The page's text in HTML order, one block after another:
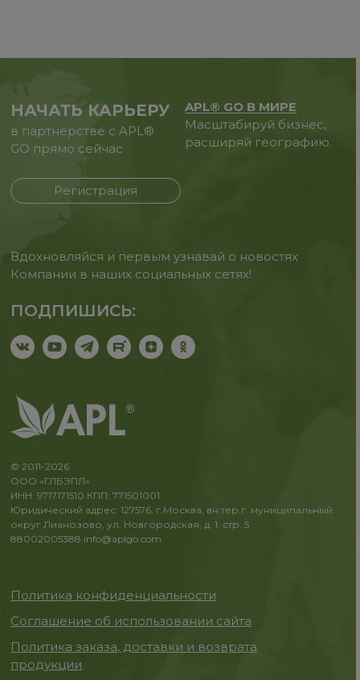
НАЧАТЬ КАРЬЕРУ
в партнерстве с APL®
GO прямо сейчас
Регистрация
APL® GO В МИРЕ
Масштабируй бизнес,
расширяй географию.
Вдохновляйся и первым узнавай о новостях
Компании в наших социальных сетях!
ПОДПИШИСЬ:
© 2011-2026
ООО «ГЛБЭПЛ»
ИНН: 9717171510 КПП: 771501001
Юридический адрес: 127576, г.Москва, вн.тер.г. муниципальный
округ Лианозово, ул. Новгородская, д. 1, стр. 5
88002005388 info@aplgo.com
Политика конфиденциальности
Соглашение об использовании сайта
Политика заказа, доставки и возврата
продукции